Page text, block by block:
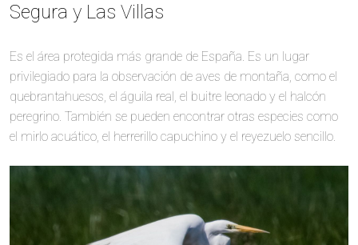
Segura y Las Villas
Es el área protegida más grande de España. Es un lugar
privilegiado para la observación de aves de montaña, como el
quebrantahuesos, el águila real, el buitre leonado y el halcón
peregrino. También se pueden encontrar otras especies como
el mirlo acuático, el herrerillo capuchino y el reyezuelo sencillo.